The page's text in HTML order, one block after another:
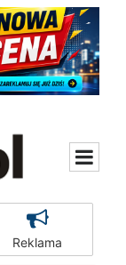
Reklama